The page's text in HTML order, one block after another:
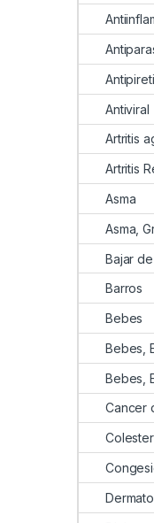
Antiviral
Artritis
Artritis
Asma
Asma,
Bajar
Barros
Bebes
Bebes,
Bebes,
Cancer